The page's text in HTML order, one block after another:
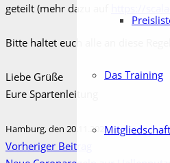
Das Training
Mitgliedschaft
geteilt (mehr dazu auf
https://
Bitte haltet euch alle an diese
Liebe Grüße
Eure Spartenleitung
Hamburg, den 20.11.2021
Vorheriger Beitrag